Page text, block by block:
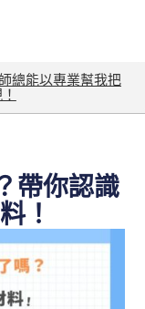
總能以專業幫我把
帶你認識
！